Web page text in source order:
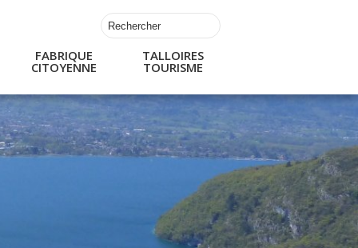
FABRIQUE
CITOYENNE
TALLOIRES
TOURISME